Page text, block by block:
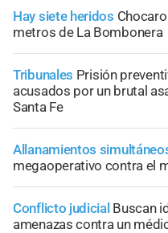
Hay siete heridos
metros de La Bombonera
Tribunales Prisión
acusados por un brutal
Santa Fe
Allanamientos
megaoperativo contra el
Conflicto judicial Buscan
amenazas contra un